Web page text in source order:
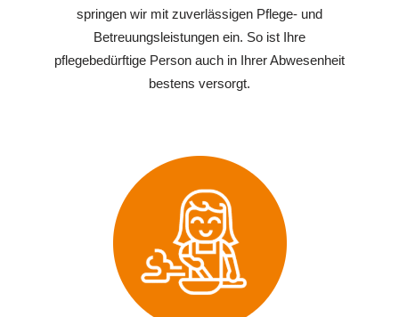
springen wir mit zuverlässigen Pflege- und
Betreuungsleistungen ein. So ist Ihre
pflegebedürftige Person auch in Ihrer Abwesenheit
bestens versorgt.